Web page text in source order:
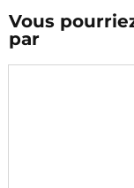
Vous
par